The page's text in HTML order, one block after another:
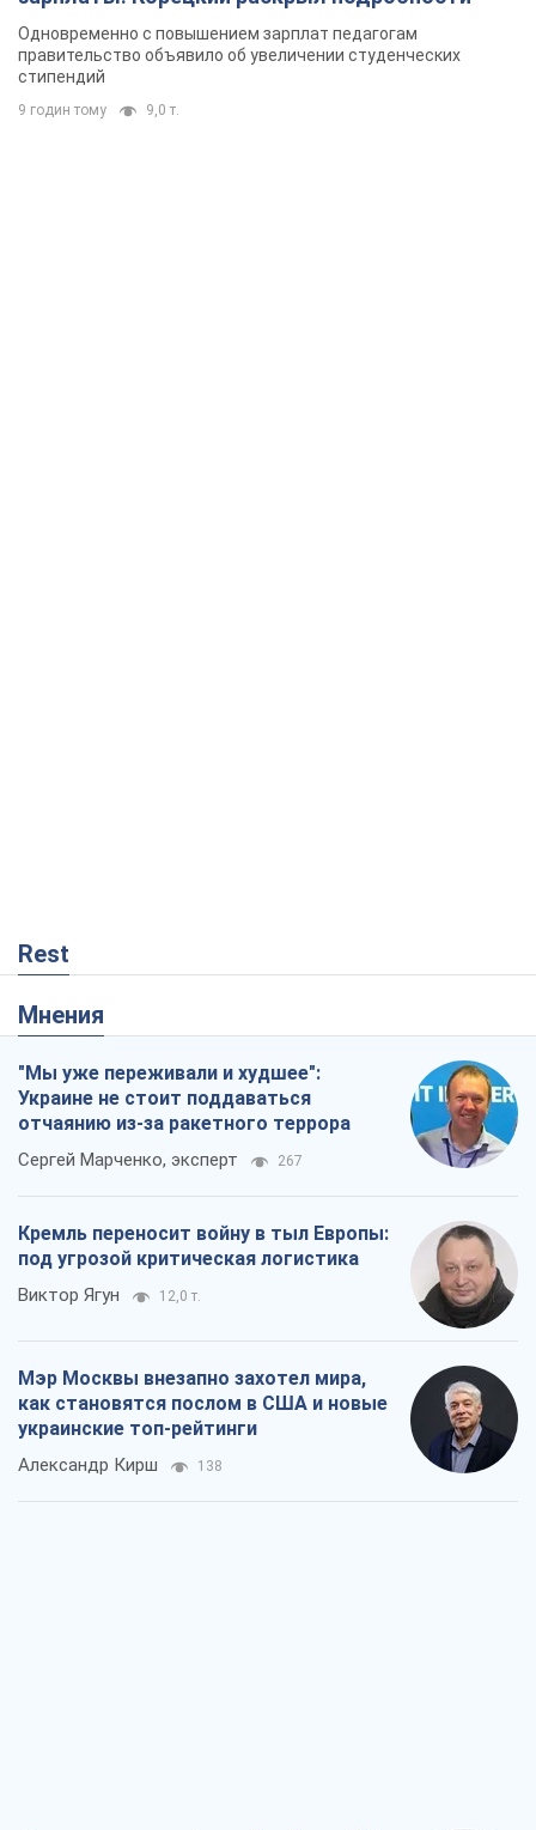
Одновременно с повышением зарплат педагогам
правительство объявило об увеличении студенческих
стипендий
9 годин тому 9,0 т.
Rest
Мнения
"Мы уже переживали и худшее":
Украине не стоит поддаваться
отчаянию из-за ракетного террора
Сергей Марченко, эксперт 267
Кремль переносит войну в тыл Европы:
под угрозой критическая логистика
Виктор Ягун 12,0 т.
Мэр Москвы внезапно захотел мира,
как становятся послом в США и новые
украинские топ-рейтинги
Александр Кирш 138